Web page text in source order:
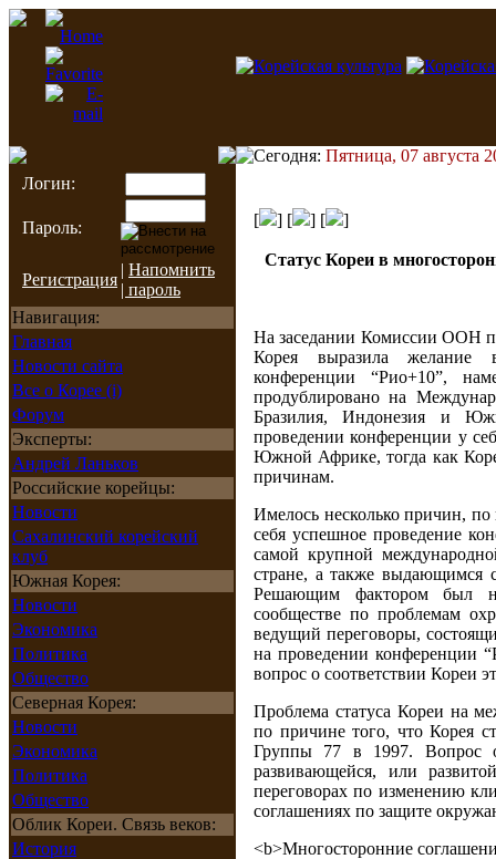
Логин:
Пароль:
Регистрация
| Напомнить
| пароль
Навигация:
Главная
Новости сайта
Все о Корее (i)
Форум
Эксперты:
Андрей Ланьков
Российские корейцы:
Новости
Сахалинский корейский
клуб
Южная Корея:
Новости
Экономика
Политика
Общество
Северная Корея:
Новости
Экономика
Политика
Общество
Облик Кореи. Связь веков:
История
Сегодня: Пятница, 07 августа
[ ] [ ] [ ]
Статус Кореи в
На заседании Комиссии ООН
Корея выразила желание
конференции “Рио+10”,
продублировано на
Бразилия, Индонезия и
проведении конференции у
Южной Африке, тогда как
причинам.
Имелось несколько причин,
себя успешное проведение
самой крупной
стране, а также выдающимся
Решающим фактором был
сообществе по проблемам
ведущий переговоры,
на проведении конференции
вопрос о соответствии Кореи
Проблема статуса Кореи на
по причине того, что Корея
Группы 77 в 1997. Вопрос
развивающейся, или
переговорах по изменению
соглашениях по защите
<b>Многосторонние